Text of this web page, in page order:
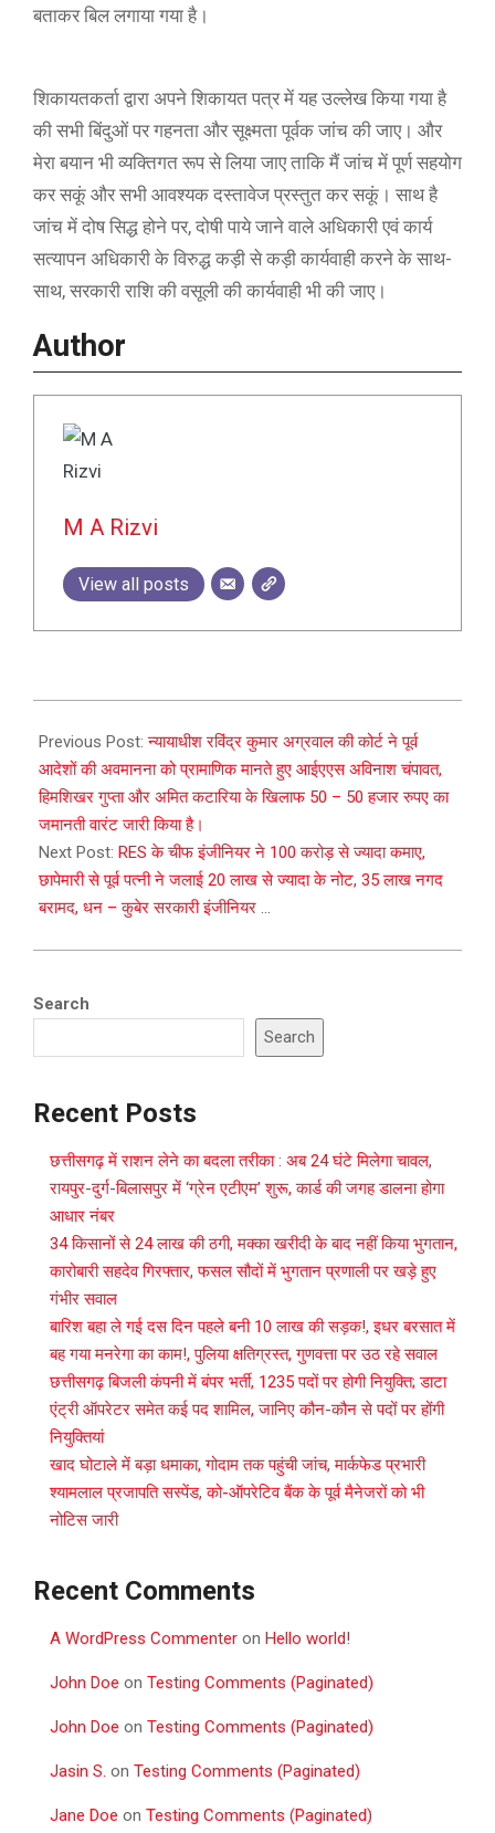
बताकर बिल लगाया गया है।
शिकायतकर्ता द्वारा अपने शिकायत पत्र में यह उल्लेख किया गया है
की सभी बिंदुओं पर गहनता और सूक्ष्मता पूर्वक जांच की जाए। और
मेरा बयान भी व्यक्तिगत रूप से लिया जाए ताकि मैं जांच में पूर्ण सहयोग
कर सकूं और सभी आवश्यक दस्तावेज प्रस्तुत कर सकूं। साथ है
जांच में दोष सिद्ध होने पर, दोषी पाये जाने वाले अधिकारी एवं कार्य
सत्यापन अधिकारी के विरुद्ध कड़ी से कड़ी कार्यवाही करने के साथ-
साथ, सरकारी राशि की वसूली की कार्यवाही भी की जाए।
Author
M A Rizvi
View all posts
08-
22
Previous Post:न्यायाधीश रविंद्र कुमार अग्रवाल की कोर्ट ने पूर्व
आदेशों की अवमानना को प्रामाणिक मानते हुए आईएएस अविनाश चंपावत,
हिमशिखर गुप्ता और अमित कटारिया के खिलाफ 50 – 50 हजार रुपए का
जमानती वारंट जारी किया है।
Next Post: RES के चीफ इंजीनियर ने 100 करोड़ से ज्यादा कमाए,
छापेमारी से पूर्व पत्नी ने जलाई 20 लाख से ज्यादा के नोट, 35 लाख नगद
बरामद, धन – कुबेर सरकारी इंजीनियर …
Search
Search
Recent Posts
छत्तीसगढ़ में राशन लेने का बदला तरीका : अब 24 घंटे मिलेगा चावल,
रायपुर-दुर्ग-बिलासपुर में ‘ग्रेन एटीएम’ शुरू, कार्ड की जगह डालना होगा
आधार नंबर
34 किसानों से 24 लाख की ठगी, मक्का खरीदी के बाद नहीं किया भुगतान,
कारोबारी सहदेव गिरफ्तार, फसल सौदों में भुगतान प्रणाली पर खड़े हुए
गंभीर सवाल
बारिश बहा ले गई दस दिन पहले बनी 10 लाख की सड़क!, इधर बरसात में
बह गया मनरेगा का काम!, पुलिया क्षतिग्रस्त, गुणवत्ता पर उठ रहे सवाल
छत्तीसगढ़ बिजली कंपनी में बंपर भर्ती, 1235 पदों पर होगी नियुक्ति; डाटा
एंट्री ऑपरेटर समेत कई पद शामिल, जानिए कौन-कौन से पदों पर होंगी
नियुक्तियां
खाद घोटाले में बड़ा धमाका, गोदाम तक पहुंची जांच, मार्कफेड प्रभारी
श्यामलाल प्रजापति सस्पेंड, को-ऑपरेटिव बैंक के पूर्व मैनेजरों को भी
नोटिस जारी
Recent Comments
A WordPress Commenter on Hello world!
John Doe on Testing Comments (Paginated)
John Doe on Testing Comments (Paginated)
Jasin S. on Testing Comments (Paginated)
Jane Doe on Testing Comments (Paginated)